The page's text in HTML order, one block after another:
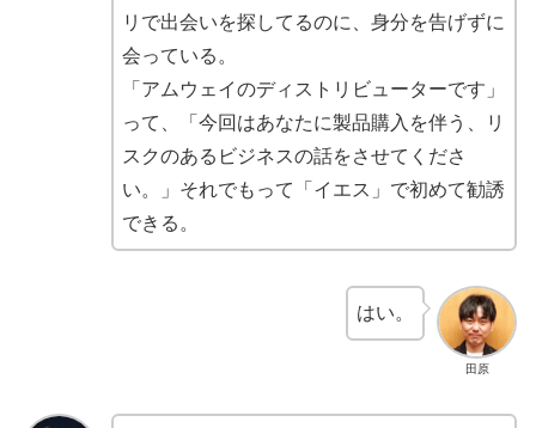
リで出会いを探してるのに、身分を告げずに
会っている。
「アムウェイのディストリビューターです」
って、「今回はあなたに製品購入を伴う、リ
スクのあるビジネスの話をさせてくださ
い。」それでもって「イエス」で初めて勧誘
できる。
田原
はい。